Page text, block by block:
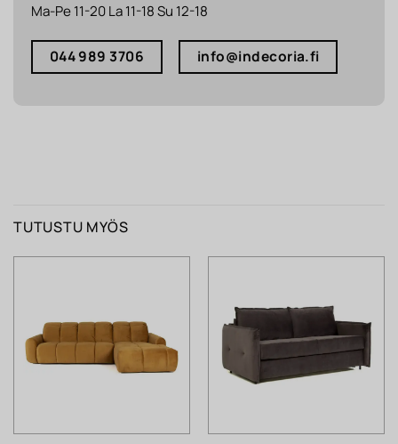
Ma-Pe 11-20 La 11-18 Su 12-18
044 989 3706 info@indecoria.fi
TUTUSTU MYÖS